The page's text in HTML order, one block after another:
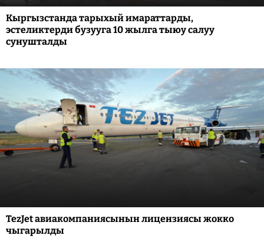
Кыргызстанда тарыхый имараттарды,
эстеликтерди бузууга 10 жылга тыюу салуу
сунушталды
TezJet авиакомпаниясынын лицензиясы жокко
чыгарылды